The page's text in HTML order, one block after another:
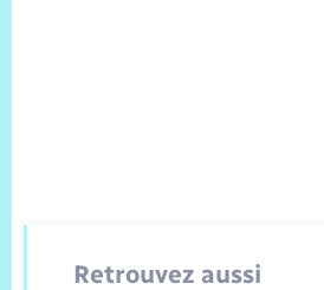
Retrouvez aussi